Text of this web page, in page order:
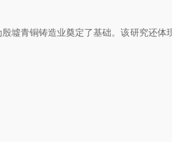
墟青铜铸造业奠定了基础。该研究还